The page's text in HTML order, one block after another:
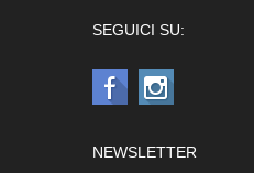
SEGUICI SU:
NEWSLETTER